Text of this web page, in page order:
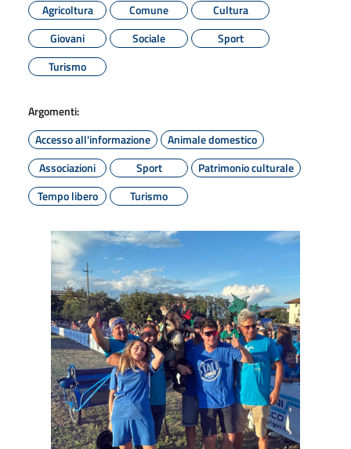
Agricoltura
Comune
Cultura
Giovani
Sociale
Sport
Turismo
Argomenti:
Accesso all'informazione
Animale domestico
Associazioni
Sport
Patrimonio culturale
Tempo libero
Turismo